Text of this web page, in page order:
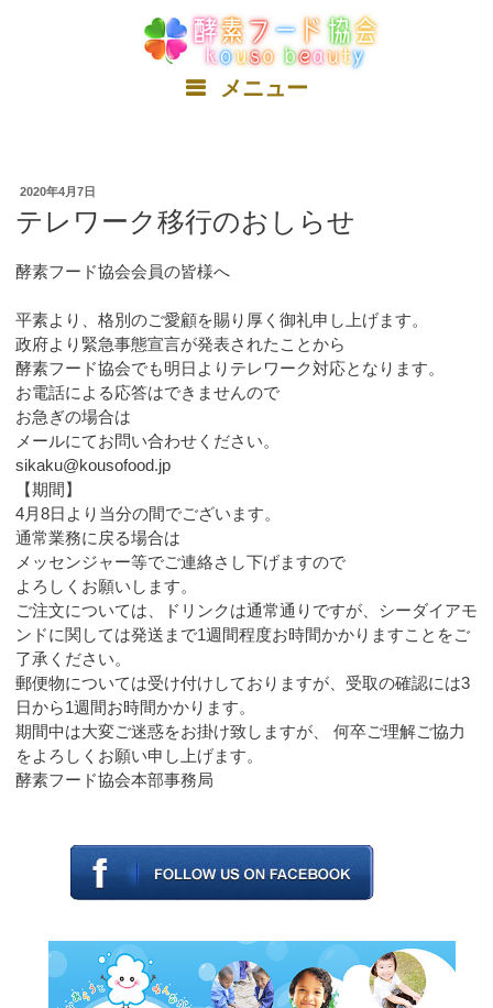
メニュー
2020年4月7日
テレワーク移行のおしらせ
酵素フード協会会員の皆様へ
平素より、格別のご愛顧を賜り厚く御礼申し上げます。
政府より緊急事態宣言が発表されたことから
酵素フード協会でも明日よりテレワーク対応となります。
お電話による応答はできませんので
お急ぎの場合は
メールにてお問い合わせください。
sikaku@kousofood.jp
【期間】
4月8日より当分の間でございます。
通常業務に戻る場合は
メッセンジャー等でご連絡さし下げますので
よろしくお願いします。
ご注文については、ドリンクは通常通りですが、シーダイアモ
ンドに関しては発送まで1週間程度お時間かかりますことをご
了承ください。
郵便物については受け付けしておりますが、受取の確認には3
日から1週間お時間かかります。
期間中は大変ご迷惑をお掛け致しますが、 何卒ご理解ご協力
をよろしくお願い申し上げます。
酵素フード協会本部事務局